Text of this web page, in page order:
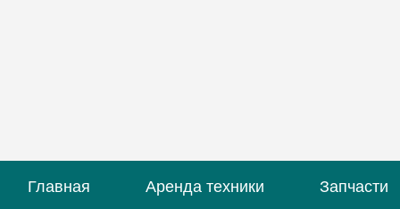
Главная Аренда техники Запчасти